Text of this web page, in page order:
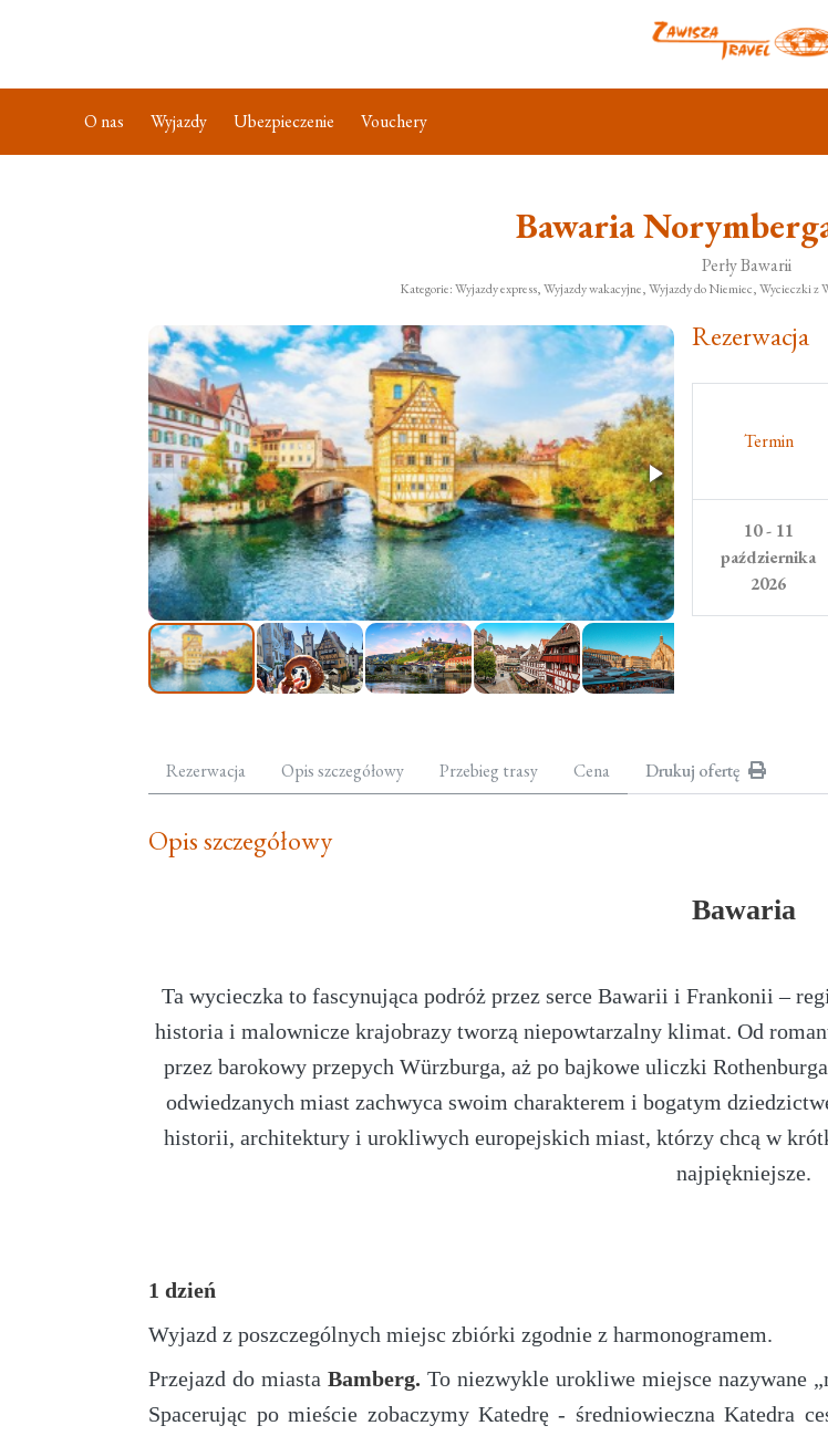
O nas Wyjazdy Ubezpieczenie Vouchery
Bawaria
Perły Bawarii
Kategorie: Wyjazdy express, Wyjazdy wakacyjne, Wyjazdy do Niemiec, Wycieczki z
Rezerwacja
Termin
10 - 11
października
2026
Rezerwacja Opis szczegółowy Przebieg trasy Cena Drukuj ofertę
Opis szczegółowy
Bawaria
Ta wycieczka to fascynująca podróż przez serce Bawarii i Frankonii –
historia i malownicze krajobrazy tworzą niepowtarzalny klimat. Od
przez barokowy przepych Würzburga, aż po bajkowe uliczki
odwiedzanych miast zachwyca swoim charakterem i bogatym
historii, architektury i urokliwych europejskich miast, którzy chcą w
najpiękniejsze.
1 dzień
Wyjazd z poszczególnych miejsc zbiórki zgodnie z harmonogramem.
Przejazd do miastaBamberg. To niezwykle urokliwe miejsce nazywane
Spacerując po mieście zobaczymy Katedrę - średniowieczna Katedra